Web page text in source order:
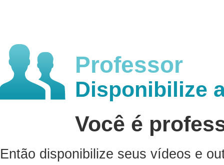
Professor
Disponibilize
Você é
Então disponibilize seus vídeos e